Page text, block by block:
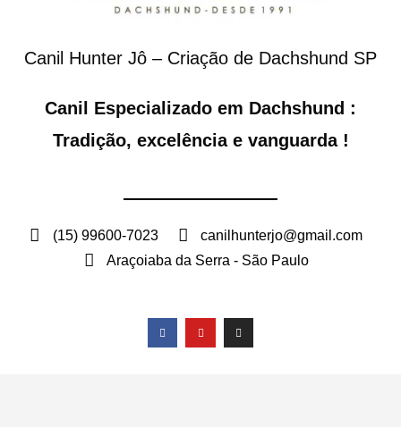
Canil Hunter Jô – Criação de Dachshund SP
Canil Especializado em Dachshund :
Tradição, excelência e vanguarda !
(15) 99600-7023
canilhunterjo@gmail.com
Araçoiaba da Serra - São Paulo